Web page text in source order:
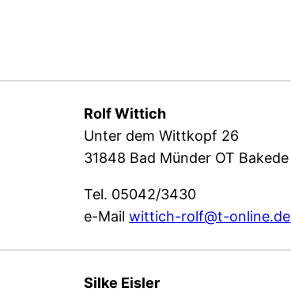
Rolf Wittich
Unter dem Wittkopf 26
31848 Bad Münder OT Bakede
Tel. 05042/3430
e-Mailwittich-rolf@t-online.de
Silke Eisler